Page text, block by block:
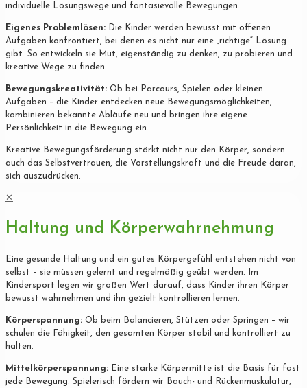
individuelle Lösungswege und fantasievolle Bewegungen.
Eigenes Problemlösen: Die Kinder werden bewusst mit offenen
Aufgaben konfrontiert, bei denen es nicht nur eine „richtige“ Lösung
gibt. So entwickeln sie Mut, eigenständig zu denken, zu probieren und
kreative Wege zu finden.
Bewegungskreativität: Ob bei Parcours, Spielen oder kleinen
Aufgaben – die Kinder entdecken neue Bewegungsmöglichkeiten,
kombinieren bekannte Abläufe neu und bringen ihre eigene
Persönlichkeit in die Bewegung ein.
Kreative Bewegungsförderung stärkt nicht nur den Körper, sondern
auch das Selbstvertrauen, die Vorstellungskraft und die Freude daran,
sich auszudrücken.
✕
Haltung und Körperwahrnehmung
Eine gesunde Haltung und ein gutes Körpergefühl entstehen nicht von
selbst – sie müssen gelernt und regelmäßig geübt werden. Im
Kindersport legen wir großen Wert darauf, dass Kinder ihren Körper
bewusst wahrnehmen und ihn gezielt kontrollieren lernen.
Körperspannung: Ob beim Balancieren, Stützen oder Springen – wir
schulen die Fähigkeit, den gesamten Körper stabil und kontrolliert zu
halten.
Mittelkörperspannung: Eine starke Körpermitte ist die Basis für fast
jede Bewegung. Spielerisch fördern wir Bauch- und Rückenmuskulatur,